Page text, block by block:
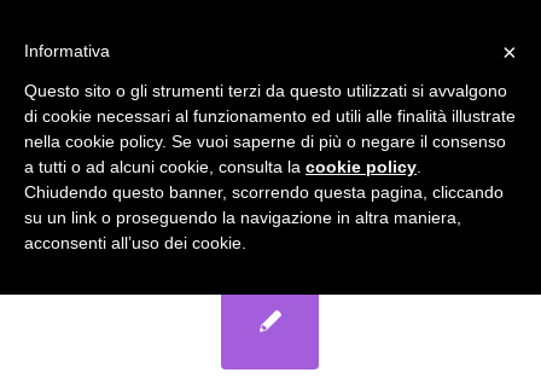
Il Blog del Garden Club di Bologna
accetta l'uso dei cookies previsto nella pagina dedicata.
Fai clic per abilitare/disabilitare il tracciamento di
Google Analytics.
OK Privacy e cookie policy
×
Informativa
Questo sito o gli strumenti terzi da questo utilizzati si avvalgono
di cookie necessari al funzionamento ed utili alle finalità illustrate
nella cookie policy. Se vuoi saperne di più o negare il consenso
a tutti o ad alcuni cookie, consulta la cookie policy
Chiudendo questo banner, scorrendo questa pagina, cliccando
su un link o proseguendo la navigazione in altra maniera,
acconsenti all’uso dei cookie.